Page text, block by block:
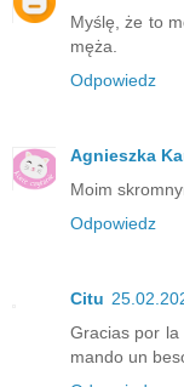
Myślę, że to
męża.
Odpowiedz
Agnieszka
Moim
Odpowiedz
Citu
Gracias por la
mando un